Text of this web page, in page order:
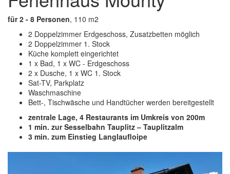
für 2 - 8 Personen, 110 m2
2 Doppelzimmer Erdgeschoss, Zusatzbetten möglich
2 Doppelzimmer 1. Stock
Küche komplett eingerichtet
1 x Bad, 1 x WC - Erdgeschoss
2 x Dusche, 1 x WC 1. Stock
Sat-TV, Parkplatz
Waschmaschine
Bett-, Tischwäsche und Handtücher werden bereitgestellt
zentrale Lage, 4 Restaurants im Umkreis von 200m
1 min. zur Sesselbahn Tauplitz – Tauplitzalm
3 min. zum Einstieg Langlaufloipe